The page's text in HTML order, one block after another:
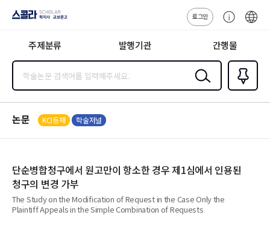
지사·교보문고
로그인
센
주제분류 발행기관 간행물
검색
즐겨찾
기0
논문 KCI등재 학술저널
단순병합청구에서 원고만이 항소한 경우 제1심에서 인용된
청구의 변경 가부
The Study on the Modification of Request in the Case Only the
Plaintiff Appeals in the Simple Combination of Requests